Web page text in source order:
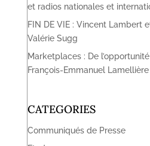
et radios nationales et
FIN DE VIE : Vincent Lambert
Valérie Sugg
Marketplaces : De
François-Emmanuel Lamellière
CATEGORIES
Communiqués de Presse